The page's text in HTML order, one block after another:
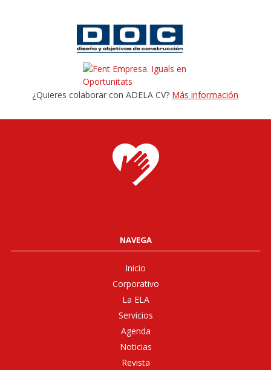
¿Quieres colaborar con ADELA CV? Más información
NAVEGA
Inicio
Corporativo
La ELA
Servicios
Agenda
Noticias
Revista